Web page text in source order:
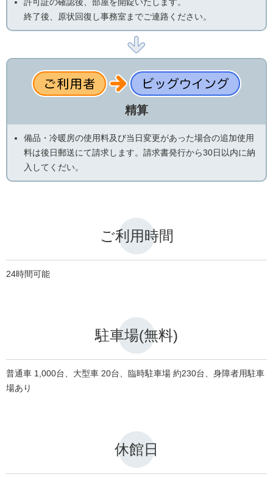
終了後、原状回復し事務室までご連路ください。
精算
備品・冷暖房の使用料及び当日変更があった場合の追加使用
料は後日郵送にて請求します。請求書発行から30日以内に納
入してくだい。
ご利用時間
24時間可能
駐車場(無料)
普通車 1,000台、大型車 20台、臨時駐車場 約230台、身障者用駐車
場あり
休館日